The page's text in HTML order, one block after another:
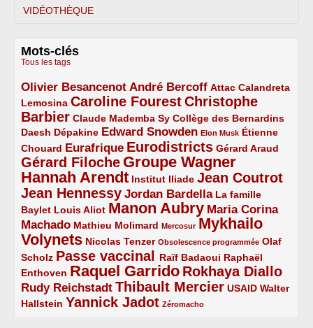
VIDÉOTHÈQUE
Mots-clés
Tous les tags
Olivier Besancenot
3/5 André Bercoff
3/5 Attac
2/5
Calandreta
Lemosina
2/5 Caroline Fourest
4/5
Christophe
Barbier
4/5 Claude Mademba Sy
2/5 Collège des Bernardins
2/5
Daesh
2/5 Dépakine
2/5 Edward Snowden
3/5 Elon Musk
1/5
Étienne
Chouard
2/5 Eurafrique
3/5 Eurodistricts
4/5 Gérard Araud
2/5
Gérard Filoche
4/5 Groupe Wagner
5/5
Hannah Arendt
5/5 Institut Iliade
2/5 Jean Coutrot
4/5
Jean Hennessy
4/5 Jordan Bardella
3/5
La famille
Baylet
2/5 Louis Aliot
2/5 Manon Aubry
5/5
Maria Corina
Machado
3/5 Mathieu Molimard
2/5 Mercosur
1/5
Mykhailo
Volynets
5/5 Nicolas Tenzer
2/5 Obsolescence programmée
1/5
Olaf
Scholz
2/5 Passe vaccinal
4/5 Raïf Badaoui
2/5
Raphaël
Enthoven
2/5 Raquel Garrido
5/5 Rokhaya Diallo
4/5
Rudy Reichstadt
3/5 Thibault Mercier
4/5 USAID
2/5
Walter
Hallstein
2/5 Yannick Jadot
4/5 Zéromacho
1/5